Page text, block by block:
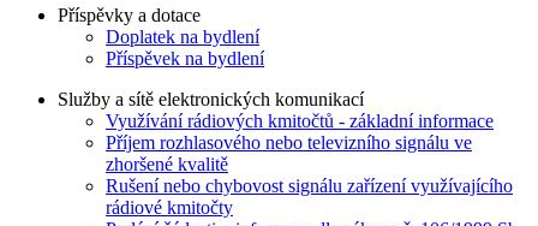
Příspěvky a dotace
Doplatek na bydlení
Příspěvek na bydlení
Služby a sítě elektronických komunikací
Využívání rádiových kmitočtů - základní informace
Příjem rozhlasového nebo televizního signálu ve
zhoršené kvalitě
Rušení nebo chybovost signálu zařízení využívajícího
rádiové kmitočty